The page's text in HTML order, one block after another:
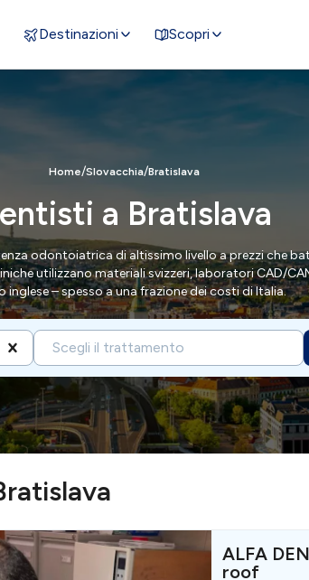
Destinazioni Scopri
Home/Slovacchia/Bratislava
a Bratislava
odontoiatrica di altissimo livello a prezzi che
utilizzano materiali svizzeri, laboratori CAD/
inglese – spesso a una frazione dei costi di Italia.
Scegli il trattamento
ALFA
roof